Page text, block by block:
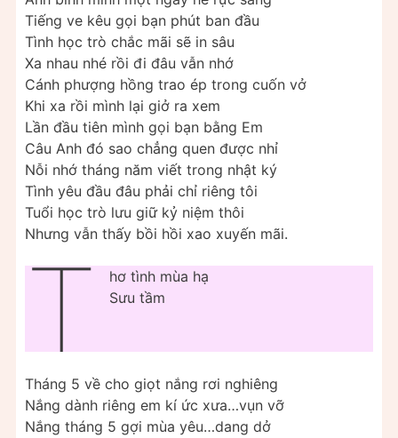
Tiếng ve kêu gọi bạn phút ban đầu
Tình học trò chắc mãi sẽ in sâu
Xa nhau nhé rồi đi đâu vẫn nhớ
Cánh phượng hồng trao ép trong cuốn vở
Khi xa rồi mình lại giở ra xem
Lần đầu tiên mình gọi bạn bằng Em
Câu Anh đó sao chẳng quen được nhỉ
Nỗi nhớ tháng năm viết trong nhật ký
Tình yêu đầu đâu phải chỉ riêng tôi
Tuổi học trò lưu giữ kỷ niệm thôi
Nhưng vẫn thấy bồi hồi xao xuyến mãi.
T
hơ tình mùa hạ
Sưu tầm
Tháng 5 về cho giọt nắng rơi nghiêng
Nắng dành riêng em kí ức xưa…vụn vỡ
Nắng tháng 5 gợi mùa yêu…dang dở